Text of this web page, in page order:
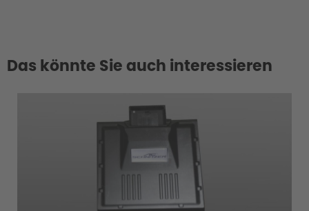
Das könnte Sie auch interessieren